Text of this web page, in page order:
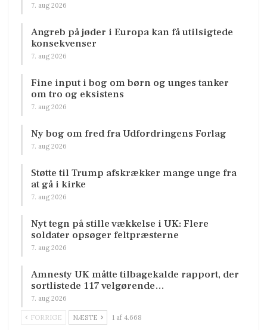
7. aug 2026
Angreb på jøder i Europa kan få utilsigtede
konsekvenser
7. aug 2026
Fine input i bog om børn og unges tanker
om tro og eksistens
7. aug 2026
Ny bog om fred fra Udfordringens Forlag
7. aug 2026
Støtte til Trump afskrækker mange unge fra
at gå i kirke
7. aug 2026
Nyt tegn på stille vækkelse i UK: Flere
soldater opsøger feltpræsterne
7. aug 2026
Amnesty UK måtte tilbagekalde rapport, der
sortlistede 117 velgørende…
7. aug 2026
FORRIGE NÆSTE 1 af 4.668